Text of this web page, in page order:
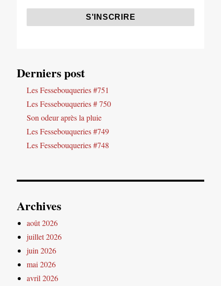
Derniers post
Les Fessebouqueries #751
Les Fessebouqueries # 750
Son odeur après la pluie
Les Fessebouqueries #749
Les Fessebouqueries #748
Archives
août 2026
juillet 2026
juin 2026
mai 2026
avril 2026